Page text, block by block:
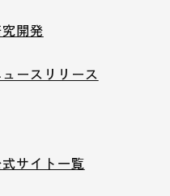
開発
ュースリリース
サイト一覧